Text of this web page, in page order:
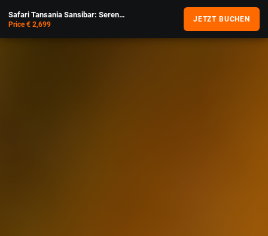
Safari Tansania Sansibar: Serengeti & Ngorongoro
Price € 2,699
JETZT BUCHEN